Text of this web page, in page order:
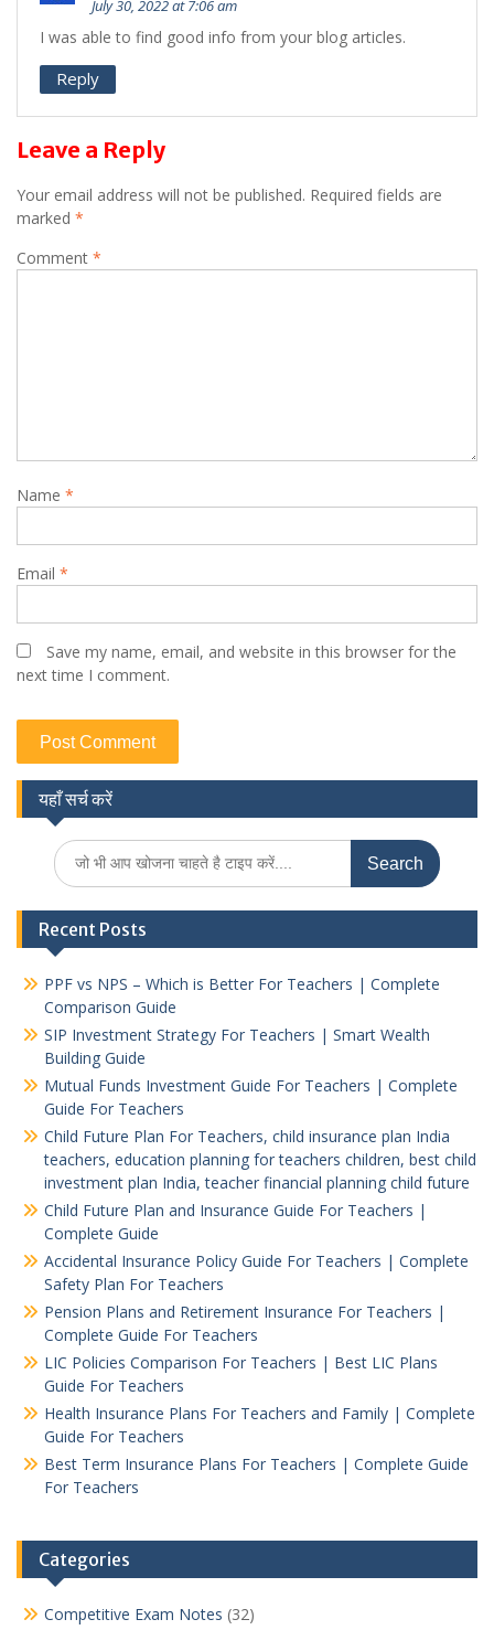
July 30, 2022 at 7:06 am
I was able to find good info from your blog articles.
Reply
Leave a Reply
Your email address will not be published. Required fields are
marked *
Comment *
Name *
Email *
Save my name, email, and website in this browser for the
next time I comment.
यहाँ सर्च करें
Search
for:
Recent Posts
PPF vs NPS – Which is Better For Teachers | Complete
Comparison Guide
SIP Investment Strategy For Teachers | Smart Wealth
Building Guide
Mutual Funds Investment Guide For Teachers | Complete
Guide For Teachers
Child Future Plan For Teachers, child insurance plan India
teachers, education planning for teachers children, best child
investment plan India, teacher financial planning child future
Child Future Plan and Insurance Guide For Teachers |
Complete Guide
Accidental Insurance Policy Guide For Teachers | Complete
Safety Plan For Teachers
Pension Plans and Retirement Insurance For Teachers |
Complete Guide For Teachers
LIC Policies Comparison For Teachers | Best LIC Plans
Guide For Teachers
Health Insurance Plans For Teachers and Family | Complete
Guide For Teachers
Best Term Insurance Plans For Teachers | Complete Guide
For Teachers
Categories
Competitive Exam Notes (32)